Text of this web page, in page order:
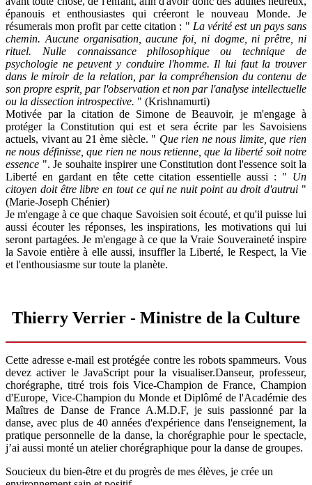
épanouis et enthousiastes qui créeront le nouveau Monde. Je
résumerais mon profit par cette citation : " La vérité est un pays sans
chemin. Aucune organisation, aucune foi, ni dogme, ni prêtre, ni
rituel. Nulle connaissance philosophique ou technique de
psychologie ne peuvent y conduire l'homme. Il lui faut la trouver
dans le miroir de la relation, par la compréhension du contenu de
son propre esprit, par l'observation et non par l'analyse intellectuelle
ou la dissection introspective. " (Krishnamurti)
Motivée par la citation de Simone de Beauvoir, je m'engage à
protéger la Constitution qui est et sera écrite par les Savoisiens
actuels, vivant au 21 ème siècle. " Que rien ne nous limite, que rien
ne nous définisse, que rien ne nous retienne, que la liberté soit notre
essence ". Je souhaite inspirer une Constitution dont l'essence soit la
Liberté en gardant en tête cette citation essentielle aussi : " Un
citoyen doit être libre en tout ce qui ne nuit point au droit d'autrui "
(Marie-Joseph Chénier)
Je m'engage à ce que chaque Savoisien soit écouté, et qu'il puisse lui
aussi écouter les réponses, les inspirations, les motivations qui lui
seront partagées. Je m'engage à ce que la Vraie Souveraineté inspire
la Savoie entière à elle aussi, insuffler la Liberté, le Respect, la Vie
et l'enthousiasme sur toute la planète.
Thierry Verrier - Ministre de la Culture
Cette adresse e-mail est protégée contre les robots spammeurs. Vous
devez activer le JavaScript pour la visualiser.Danseur, professeur,
chorégraphe, titré trois fois Vice-Champion de France, Champion
d'Europe, Vice-Champion du Monde et Diplômé de l'Académie des
Maîtres de Danse de France A.M.D.F, je suis passionné par la
danse, avec plus de 40 années d'expérience dans l'enseignement, la
pratique personnelle de la danse, la chorégraphie pour le spectacle,
j’ai aussi monté un atelier chorégraphique pour la danse de groupes.
Soucieux du bien-être et du progrès de mes élèves, je crée un